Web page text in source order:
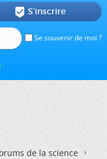
Se souvenir de moi ?
 S'inscrire
de la science